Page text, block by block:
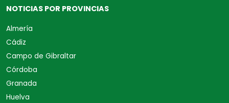
NOTICIAS POR PROVINCIAS
Almería
Cádiz
Campo de Gibraltar
Córdoba
Granada
Huelva